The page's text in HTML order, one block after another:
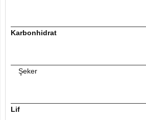
Karbonhidrat
Şeker
Lif